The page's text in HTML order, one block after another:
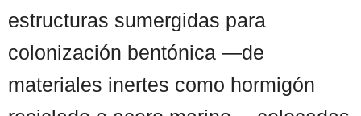
estructuras sumergidas para
colonización bentónica —de
materiales inertes como hormigón